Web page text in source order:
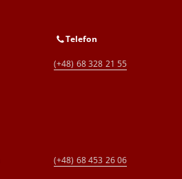
Telefon
(+48) 68 328 21 55
(+48) 68 453 26 06